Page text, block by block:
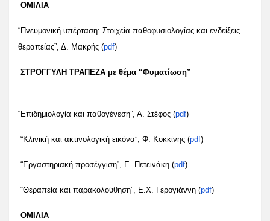
ΟΜΙΛΙΑ
“Πνευμονική υπέρταση: Στοιχεία παθοφυσιολογίας και ενδείξεις
θεραπείας”, Δ. Μακρής (pdf)
ΣΤΡΟΓΓΥΛΗ ΤΡΑΠΕΖA με θέμα “Φυματίωση”
“Επιδημιολογία και παθογένεση”, Α. Στέφος (pdf)
“Κλινική και ακτινολογική εικόνα”, Φ. Κοκκίνης (pdf)
“Εργαστηριακή προσέγγιση”, Ε. Πετεινάκη (pdf)
“Θεραπεία και παρακολούθηση”, Ε.Χ. Γερογιάννη (pdf)
ΟΜΙΛΙΑ